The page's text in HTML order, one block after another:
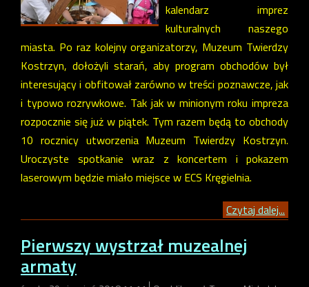
kalendarz imprez
kulturalnych naszego
miasta. Po raz kolejny organizatorzy, Muzeum Twierdzy
Kostrzyn, dołożyli starań, aby program obchodów był
interesujący i obfitował zarówno w treści poznawcze, jak
i typowo rozrywkowe. Tak jak w minionym roku impreza
rozpocznie się już w piątek. Tym razem będą to obchody
10 rocznicy utworzenia Muzeum Twierdzy Kostrzyn.
Uroczyste spotkanie wraz z koncertem i pokazem
laserowym będzie miało miejsce w ECS Kręgielnia.
Czytaj dalej...
Pierwszy wystrzał muzealnej
armaty